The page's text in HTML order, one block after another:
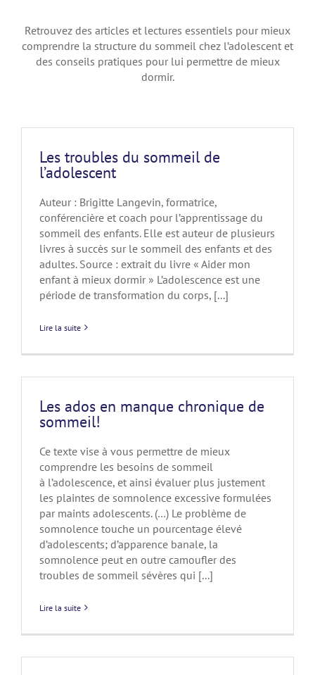
Retrouvez des articles et lectures essentiels pour mieux
comprendre la structure du sommeil chez l’adolescent et
des conseils pratiques pour lui permettre de mieux
dormir.
Les troubles du sommeil de
l’adolescent
Auteur : Brigitte Langevin, formatrice,
conférencière et coach pour l’apprentissage du
sommeil des enfants. Elle est auteur de plusieurs
livres à succès sur le sommeil des enfants et des
adultes. Source : extrait du livre « Aider mon
enfant à mieux dormir » L’adolescence est une
période de transformation du corps, [...]
Lire la suite
Les ados en manque chronique de
sommeil!
Ce texte vise à vous permettre de mieux
comprendre les besoins de sommeil
à l’adolescence, et ainsi évaluer plus justement
les plaintes de somnolence excessive formulées
par maints adolescents. (…) Le problème de
somnolence touche un pourcentage élevé
d’adolescents; d’apparence banale, la
somnolence peut en outre camoufler des
troubles de sommeil sévères qui [...]
Lire la suite